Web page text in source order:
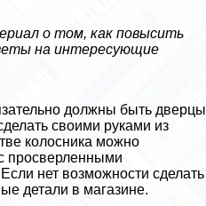
о том, как повысить
на интересующие
должны быть дверцы
своими руками из
колосника можно
просверленными
нет возможности сделать
детали в магазине.